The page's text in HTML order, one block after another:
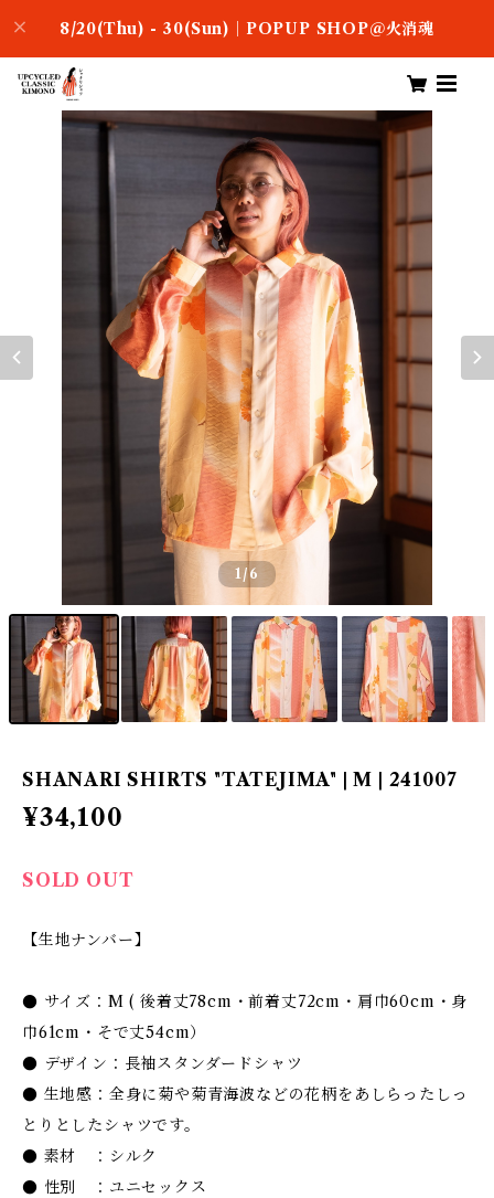
8/20(Thu) - 30(Sun)｜POPUP SHOP＠火消魂
1/6
SHANARI SHIRTS "TATEJIMA" | M | 241007
¥34,100
SOLD OUT
【生地ナンバー】
● サイズ：M ( 後着丈78cm・前着丈72cm・肩巾60cm・身
巾61cm・そで丈54cm）
● デザイン：長袖スタンダードシャツ
● 生地感：全身に菊や菊青海波などの花柄をあしらったしっ
とりとしたシャツです。
● 素材 ：シルク
● 性別 ：ユニセックス